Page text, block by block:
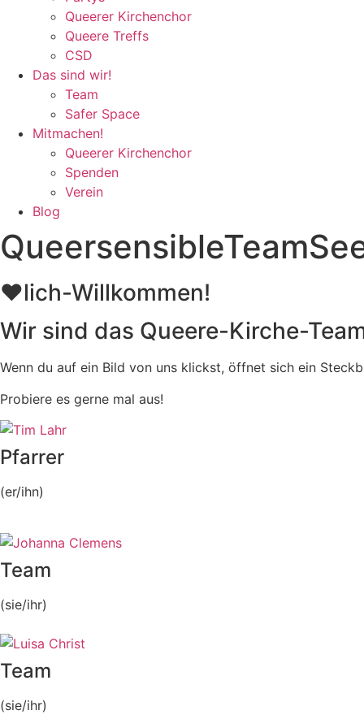
Queerer Kirchenchor
Queere Treffs
CSD
Das sind wir!
Team
Safer Space
Mitmachen!
Queerer Kirchenchor
Spenden
Verein
Blog
❤️lich-Willkommen!
Wir sind das Queere-Kirche-
Wenn du auf ein Bild von uns klickst, öffnet sich ein
Probiere es gerne mal aus!
Pfarrer
(er/ihn)
Team
(sie/ihr)
Team
(sie/ihr)